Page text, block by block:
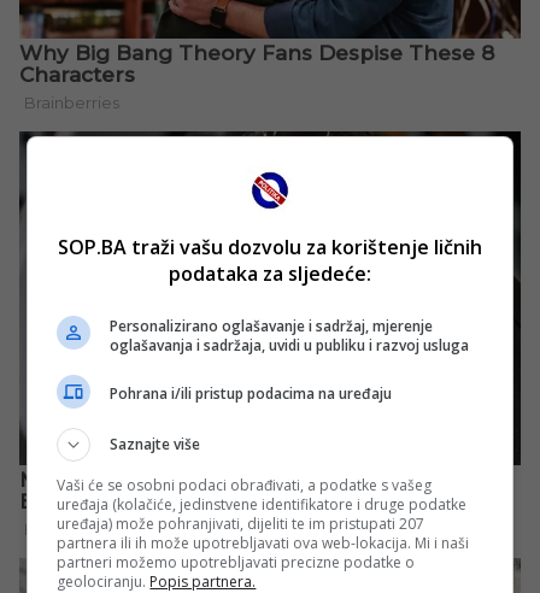
SOP.BA traži vašu dozvolu za korištenje ličnih
podataka za sljedeće:
Personalizirano oglašavanje i sadržaj, mjerenje
oglašavanja i sadržaja, uvidi u publiku i razvoj usluga
Pohrana i/ili pristup podacima na uređaju
Saznajte više
Vaši će se osobni podaci obrađivati, a podatke s vašeg
uređaja (kolačiće, jedinstvene identifikatore i druge podatke
uređaja) može pohranjivati, dijeliti te im pristupati 207
partnera ili ih može upotrebljavati ova web-lokacija. Mi i naši
partneri možemo upotrebljavati precizne podatke o
geolociranju. Popis partnera.